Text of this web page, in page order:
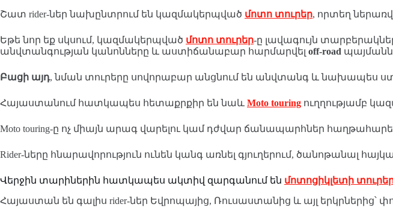
Շատ rider-ներ նախընտրում են կազմակերպված մոտո տուրեր, որտեղ
Եթե նոր եք սկսում, կազմակերպված մոտո տուրեր-ը լավագույն
անվտանգության կանոնները և աստիճանաբար հարմարվել off-road
Բացի այդ, նման տուրերը սովորաբար անցնում են անվտանգ և նախապես
Հայաստանում հատկապես հետաքրքիր են նաև Moto touring ուղղությամբ
Moto touring-ը ոչ միայն արագ վարելու կամ դժվար ճանապարհներ
Rider-ները հնարավորություն ունեն կանգ առնել գյուղերում, ծանոթանալ
Վերջին տարիներին հատկապես ակտիվ զարգանում են մոտոցիկլետի
Հայաստան են գալիս rider-ներ Եվրոպայից, Ռուսաստանից և այլ երկրներից՝